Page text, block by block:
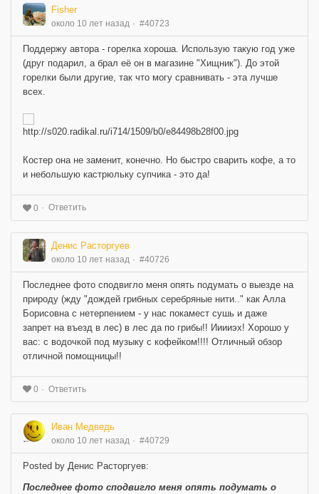
Fisher
около 10 лет назад #40723
Поддержу автора - горелка хороша. Использую такую год уже
(друг подарил, а брал её он в магазине "Хищник"). До этой
горелки были другие, так что могу сравнивать - эта лучше
всех.
Костер она не заменит, конечно. Но быстро сварить кофе, а то
и небольшую кастрюльку супчика - это да!
0 Ответить
Денис Расторгуев
около 10 лет назад #40726
Последнее фото сподвигло меня опять подумать о выезде на
природу (жду "дождей грибных серебряные нити.." как Алла
Борисовна с нетерпением - у нас покамест сушь и даже
запрет на въезд в лес) в лес да по грибы!! Ииииэх! Хорошо у
вас: с водочкой под музыку с кофейком!!!! Отличный обзор
отличной помощницы!!
0 Ответить
Иван Медведь
около 10 лет назад #40729
Posted by Денис Расторгуев:
Последнее фото сподвигло меня опять подумать о